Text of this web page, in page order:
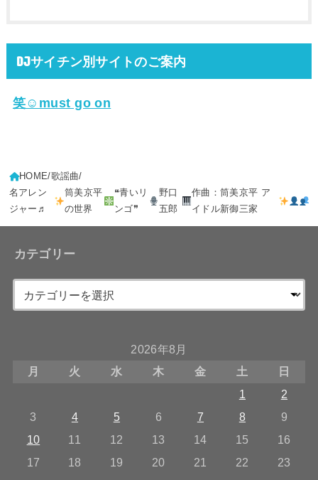
DJサイチン別サイトのご案内
笑☺must go on
HOME 歌謡曲
名アレン
ジャー♬
筒美京平
の世界
❝青いリ
ンゴ❞
野口
五郎
作曲：筒美京平 ア
イドル新御三家
カテゴリー
2026年8月
月
火 水 木 金 土
日
1
2
3
4 5 6 7 8
9
10
11 12 13 14 15
16
17
18 19 20 21 22
23